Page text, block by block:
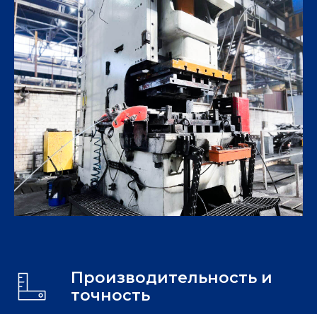
Производительность и
точность